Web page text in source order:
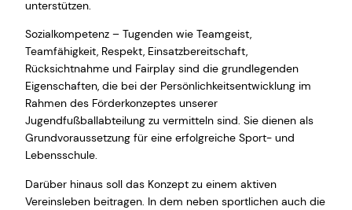
unterstützen.
Sozialkompetenz – Tugenden wie Teamgeist,
Teamfähigkeit, Respekt, Einsatzbereitschaft,
Rücksichtnahme und Fairplay sind die grundlegenden
Eigenschaften, die bei der Persönlichkeitsentwicklung im
Rahmen des Förderkonzeptes unserer
Jugendfußballabteilung zu vermitteln sind. Sie dienen als
Grundvoraussetzung für eine erfolgreiche Sport- und
Lebensschule.
Darüber hinaus soll das Konzept zu einem aktiven
Vereinsleben beitragen. In dem neben sportlichen auch die